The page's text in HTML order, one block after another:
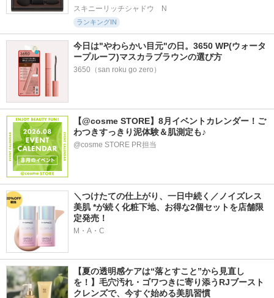
スキニーリッチシャドウ　N
ランキングIN
今日は"やわらかい目元"の日。3650 WP(ウォータ
ープルーフ)マスカラブラウンの選び方
3650（san roku go zero）
【@cosme STORE】8月イベントカレンダー！ご
わつきすっきり泥体験＆肌測定も♪
@cosme STORE PR担当
＼つけたての仕上がり、一日中続く／ノイズレス
美肌 *が続く化粧下地、お得な2個セットを店舗限
定発売！
M・A・C
【夏の透明感ケアは“落とすこと”から見直し
を！】毛穴汚れ・ゴワつきに寄り添うRJブースト
クレンズで、今すぐ始める美肌習慣